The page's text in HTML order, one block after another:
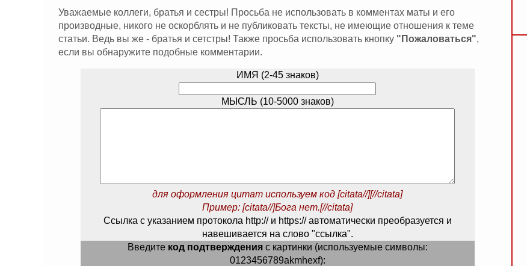
Уважаемые коллеги, братья и сестры! Просьба не использовать в комментах маты и его
производные, никого не оскорблять и не публиковать тексты, не имеющие отношения к теме
статьи. Ведь вы же - братья и сетстры! Также просьба использовать кнопку "Пожаловаться",
если вы обнаружите подобные комментарии.
ИМЯ (2-45 знаков)
МЫСЛЬ (10-5000 знаков)
для оформления цитат используем код [citata//][//citata]
Пример: [citata//]Бога нет.[//citata]
Ссылка с указанием протокола http:// и https:// автоматически преобразуется и
навешивается на слово "ссылка".
Введите код подтвержденияс картинки (используемые символы:
0123456789akmhexf):